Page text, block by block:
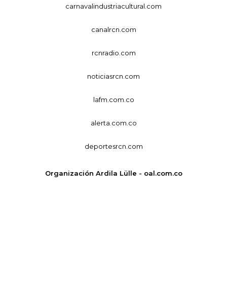
carnavalindustriacultural.com
canalrcn.com
rcnradio.com
noticiasrcn.com
lafm.com.co
alerta.com.co
deportesrcn.com
Organización Ardila Lülle - oal.com.co